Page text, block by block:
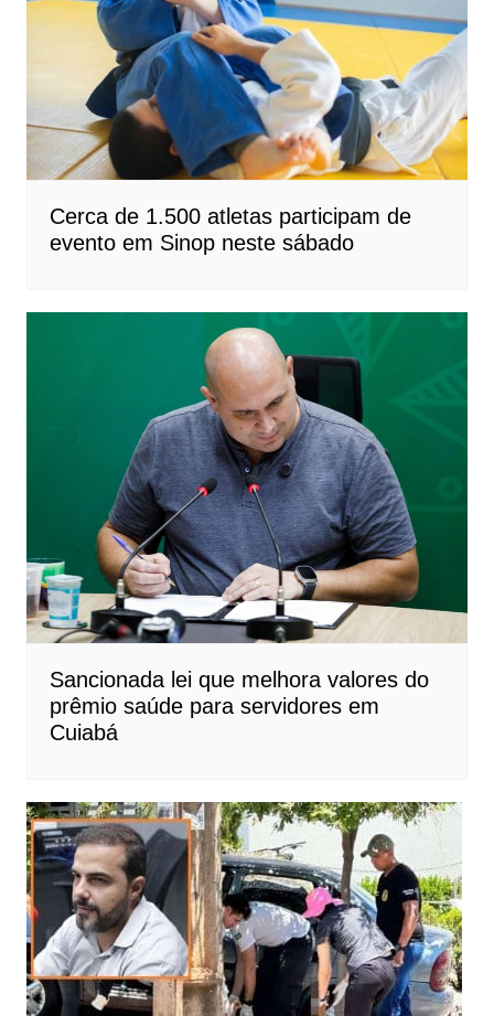
Cerca de 1.500 atletas participam de
evento em Sinop neste sábado
Sancionada lei que melhora valores do
prêmio saúde para servidores em
Cuiabá